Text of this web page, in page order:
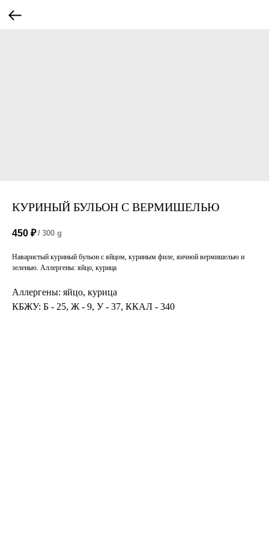
КУРИНЫЙ БУЛЬОН С ВЕРМИШЕЛЬЮ
450 ₽ / 300 g
Наваристый куриный бульон с яйцом, куриным филе, яичной вермишелью и
зеленью. Аллергены: яйцо, курица
Аллергены: яйцо, курица
КБЖУ: Б - 25, Ж - 9, У - 37, ККАЛ - 340